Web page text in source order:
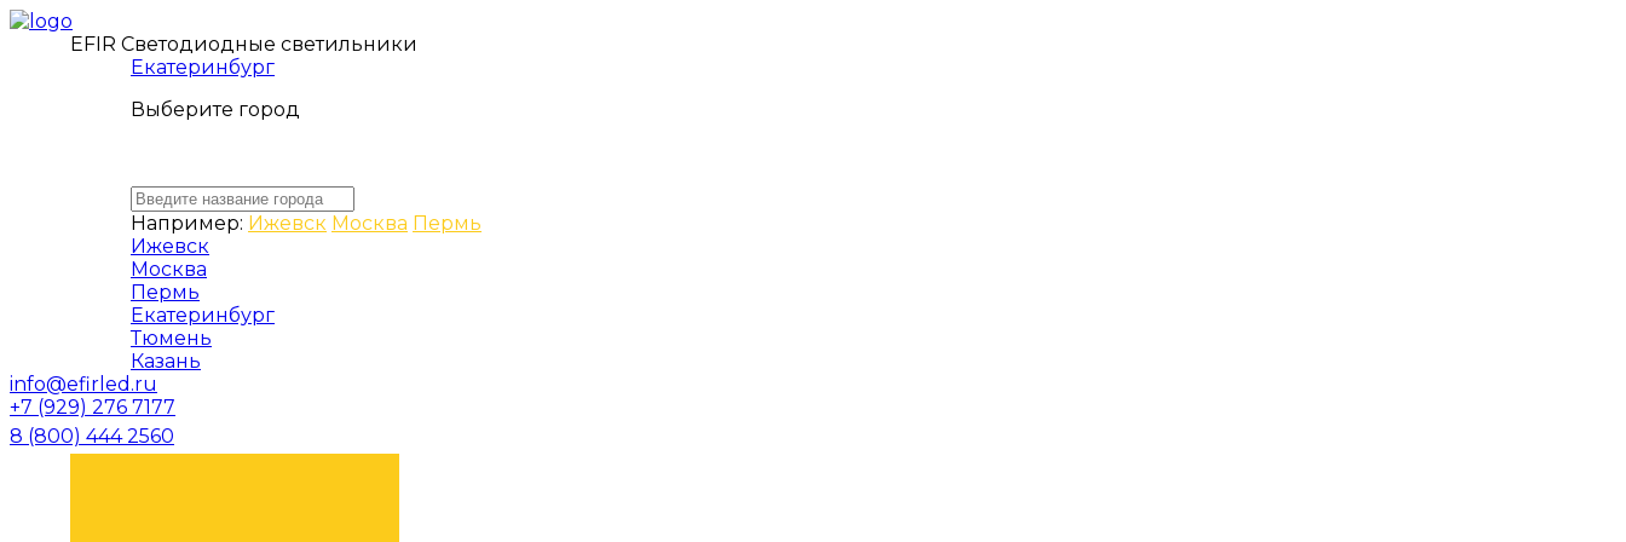
EFIR Светодиодные светильники
Екатеринбург
Выберите город
Например: Ижевск Москва Пермь
Ижевск
Москва
Пермь
Екатеринбург
Тюмень
Казань
info@efirled.ru
+7 (929) 276 7177
8 (800) 444 2560